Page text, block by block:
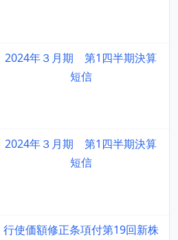
2024年３月期 第1四半期決算
短信
2024年３月期 第1四半期決算
短信
行使価額修正条項付第19回新株